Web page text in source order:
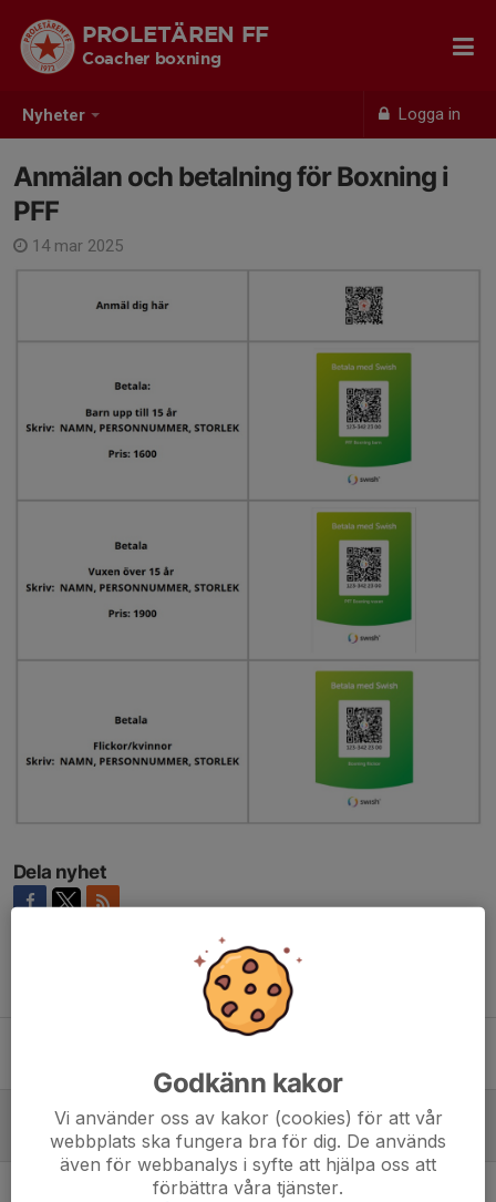
Nyheter Logga in
PROLETÄREN FF
Coacher boxning
Anmälan och betalning för Boxning i
PFF
14 mar 2025
Dela nyhet
Träningstider för boxningen
Anmälan och betalning för Boxning i PFF
14 mar 2025
Godkänn kakor
Vi använder oss av kakor (cookies) för att vår
webbplats ska fungera bra för dig. De används
även för webbanalys i syfte att hjälpa oss att
förbättra våra tjänster.